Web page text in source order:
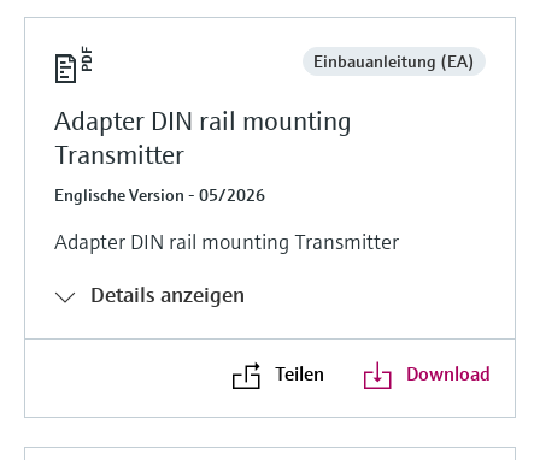
Einbauanleitung (EA)
Adapter DIN rail mounting
Transmitter
Englische Version - 05/2026
Adapter DIN rail mounting Transmitter
Details anzeigen
Teilen Download